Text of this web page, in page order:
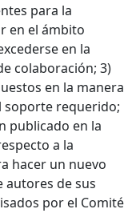
para la
en el ámbito
en la
colaboración; 3)
en la manera
soporte requerido;
publicado en la
a la
hacer un nuevo
autores de sus
por el Comité